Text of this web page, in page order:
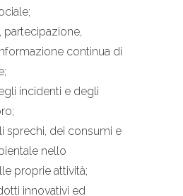
partecipazione,
continua di
incidenti e degli
sprechi, dei consumi e
nello
proprie attività;
innovativi ed